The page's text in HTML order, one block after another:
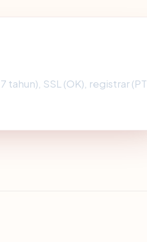
tahun), SSL (OK), registrar (PT